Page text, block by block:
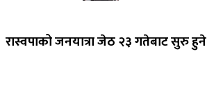
रास्वपाको जनयात्रा जेठ २३ गतेबाट सुरु हुने